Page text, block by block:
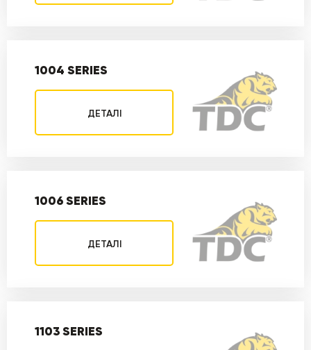
1004 SERIES
ДЕТАЛІ
1006 SERIES
ДЕТАЛІ
1103 SERIES